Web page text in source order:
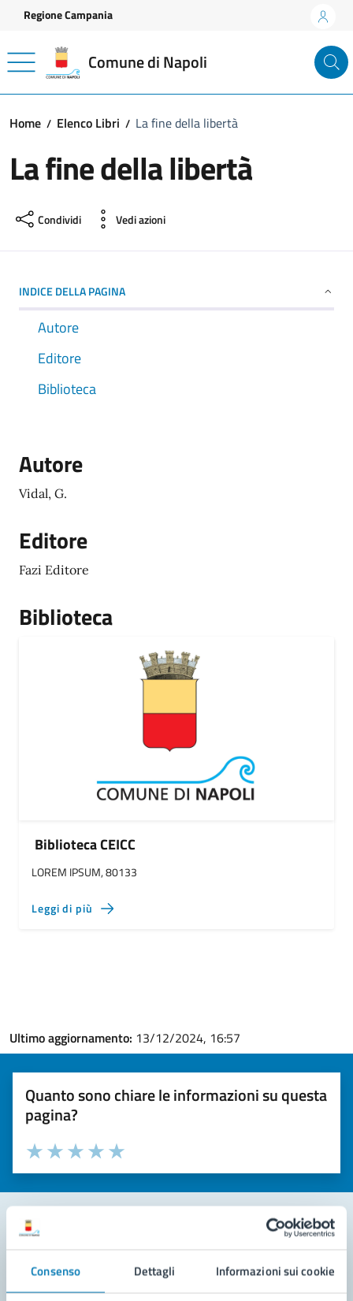
Consenso Dettagli Informazioni sui cookie
Vai ai contenuti
Vai al footer
Regione Campania
Comune di Napoli
Home Elenco Libri La fine della libertà
La fine della libertà
Condividi Vedi azioni
INDICE DELLA PAGINA
Autore
Editore
Biblioteca
Autore
Vidal, G.
Editore
Fazi Editore
Biblioteca
Biblioteca CEICC
LOREM IPSUM, 80133
Leggi di più
Ultimo aggiornamento: 13/12/2024, 16:57
Quanto sono chiare le informazioni su questa
pagina?
Valuta la chiarezza delle informazioni (da 1 a 5 stelle)
Seleziona il numero di stelle per valutare la chiarezza delle
Valuta 5 stelle su 5
Valuta 4 stelle su 5
Valuta 3 stelle su 5
Valuta 2 stelle su 5
Valuta 1 stelle su 5
Leggi le domande frequenti